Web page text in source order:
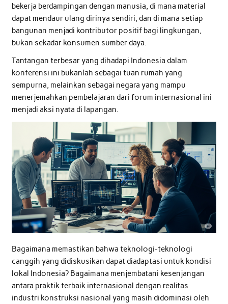
bekerja berdampingan dengan manusia, di mana material
dapat mendaur ulang dirinya sendiri, dan di mana setiap
bangunan menjadi kontributor positif bagi lingkungan,
bukan sekadar konsumen sumber daya.
Tantangan terbesar yang dihadapi Indonesia dalam
konferensi ini bukanlah sebagai tuan rumah yang
sempurna, melainkan sebagai negara yang mampu
menerjemahkan pembelajaran dari forum internasional ini
menjadi aksi nyata di lapangan.
Bagaimana memastikan bahwa teknologi-teknologi
canggih yang didiskusikan dapat diadaptasi untuk kondisi
lokal Indonesia? Bagaimana menjembatani kesenjangan
antara praktik terbaik internasional dengan realitas
industri konstruksi nasional yang masih didominasi oleh